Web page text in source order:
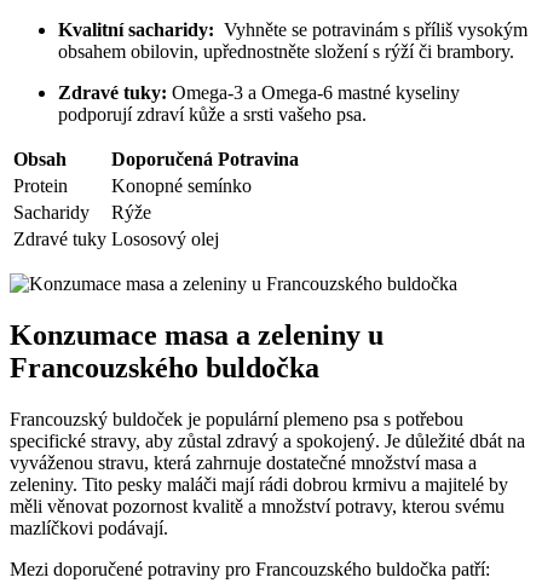
Kvalitní sacharidy: ‌ Vyhněte se potravinám s ‌příliš vysokým
⁢obsahem obilovin, ‌upřednostněte složení s rýží ‍či brambory.
Zdravé tuky: Omega-3 a Omega-6 mastné ⁣kyseliny​
podporují zdraví kůže a⁤ srsti vašeho psa.
Obsah
Doporučená Potravina
Protein
Konopné semínko
Sacharidy
Rýže
Zdravé tuky Lososový⁢ olej
Konzumace ‍masa a zeleniny u
Francouzského buldočka
Francouzský buldoček je populární plemeno⁣ psa s ⁢potřebou
specifické stravy, aby zůstal zdravý a spokojený. Je důležité ⁤dbát⁣ na
vyváženou stravu, která zahrnuje dostatečné množství masa ‍a
⁢zeleniny. Tito pesky maláči mají rádi dobrou krmivu a majitelé by
měli⁣ věnovat pozornost ‌kvalitě a množství potravy,⁣ kterou⁢ svému
mazlíčkovi podávají.
Mezi doporučené ​potraviny⁤ pro Francouzského buldočka patří: